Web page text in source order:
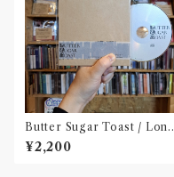
Butter Sugar Toast / Long
Play I(CD)
¥2,200